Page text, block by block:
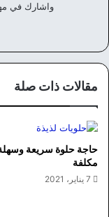
واشارك في
مقالات ذات صلة
حاجة حلوة سريعة
مكلفة
7 يناير، 2021